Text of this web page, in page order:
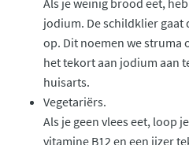
Als je weinig brood eet,
jodium. De schildklier gaat
op. Dit noemen we struma
het tekort aan jodium aan
huisarts.
Vegetariërs.
Als je geen vlees eet, loop
vitamine B12 en een ijzer